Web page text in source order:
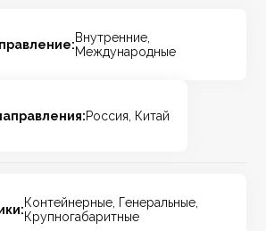
Внутренние,
Международные
Россия, Китай
Контейнерные, Генеральные,
Крупногабаритные